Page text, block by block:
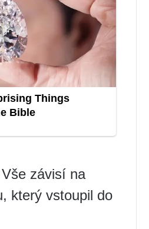
závisí na
který vstoupil do